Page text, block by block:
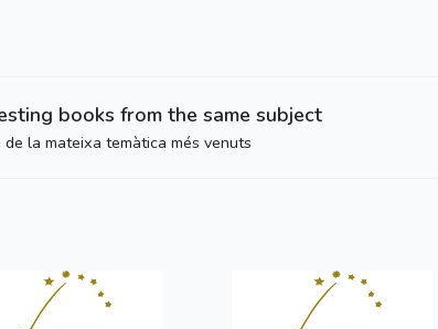
books from the same subject
de la mateixa temàtica més venuts